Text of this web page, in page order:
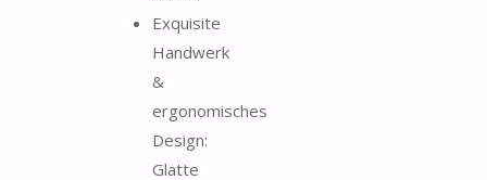
Exquisite
Handwerk
&
ergonomisches
Design:
Glatte